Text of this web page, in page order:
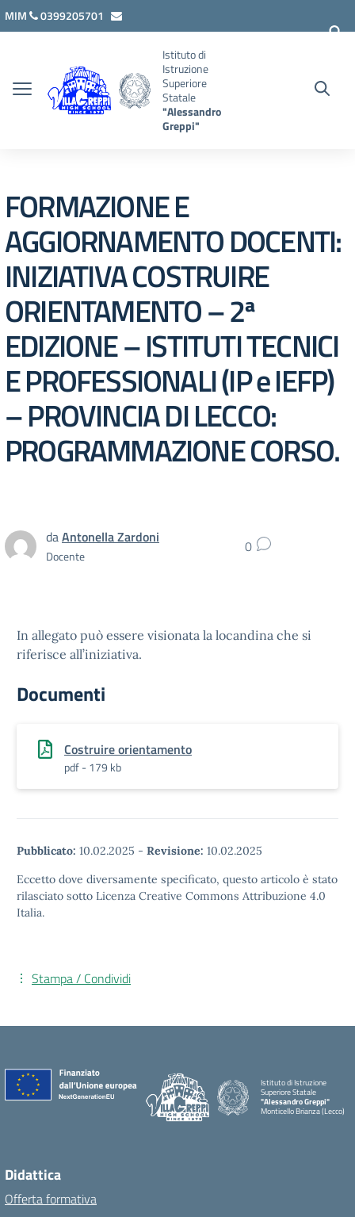
Vai ai contenuti
Vai al menu di navigazione
Vai al footer
MIM
0399205701
Istituto di
Istruzione
Superiore
Statale
"Alessandro
Greppi"
FORMAZIONE E
AGGIORNAMENTO DOCENTI:
INIZIATIVA COSTRUIRE
ORIENTAMENTO – 2ª
EDIZIONE – ISTITUTI TECNICI
E PROFESSIONALI (IP e IEFP)
– PROVINCIA DI LECCO:
PROGRAMMAZIONE CORSO.
daAntonella Zardoni
Docente 0
In allegato può essere visionata la locandina che si
riferisce all’iniziativa.
Documenti
Costruire orientamento
pdf - 179 kb
Pubblicato: 10.02.2025 - Revisione: 10.02.2025
Eccetto dove diversamente specificato, questo articolo è stato
rilasciato sotto Licenza Creative Commons Attribuzione 4.0
Italia.
Stampa / Condividi
Istituto di Istruzione
Superiore Statale
"Alessandro Greppi"
Monticello Brianza (Lecco)
Didattica
Offerta formativa